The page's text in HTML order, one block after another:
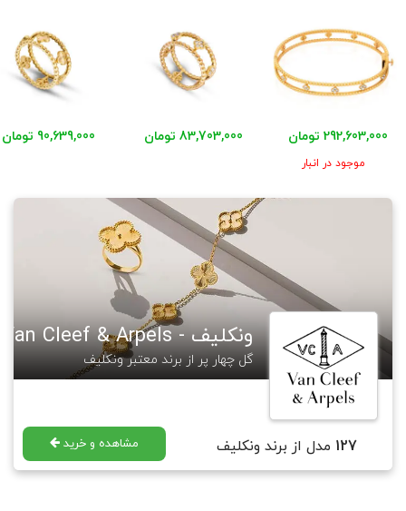
292,603,000 تومان
موجود در انبار
83,703,000 تومان 90,639,000 تومان
ونکلیف - Van Cleef & Arpels
گل چهار پر از برند معتبر ونکلیف
127 مدل از برند ونکلیف مشاهده و خرید